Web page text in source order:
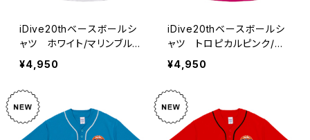
iDive20thベースボールシ
ャツ ホワイト/マリンブル
ー
¥4,950
iDive20thベースボールシ
ャツ トロピカルピンク/ホ
ワイト
¥4,950